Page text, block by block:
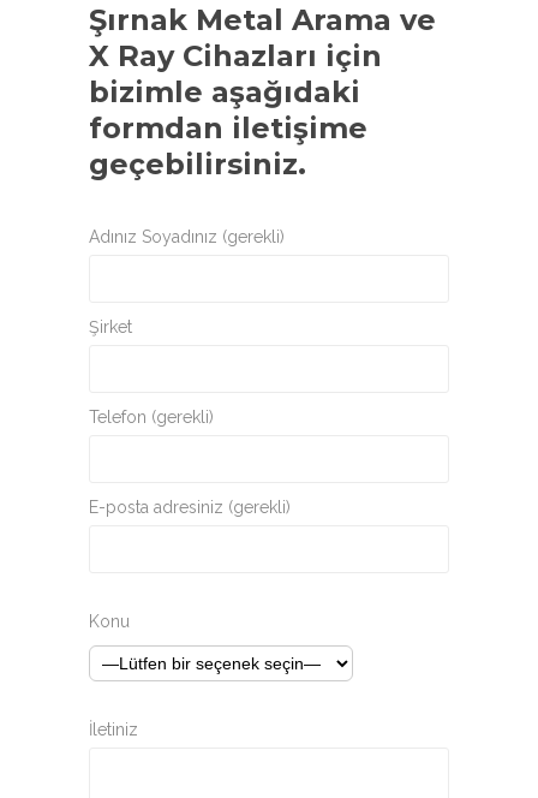
Şırnak Metal Arama ve
X Ray Cihazları için
bizimle aşağıdaki
formdan iletişime
geçebilirsiniz.
Adınız Soyadınız (gerekli)
Şirket
Telefon (gerekli)
E-posta adresiniz (gerekli)
Konu
İletiniz